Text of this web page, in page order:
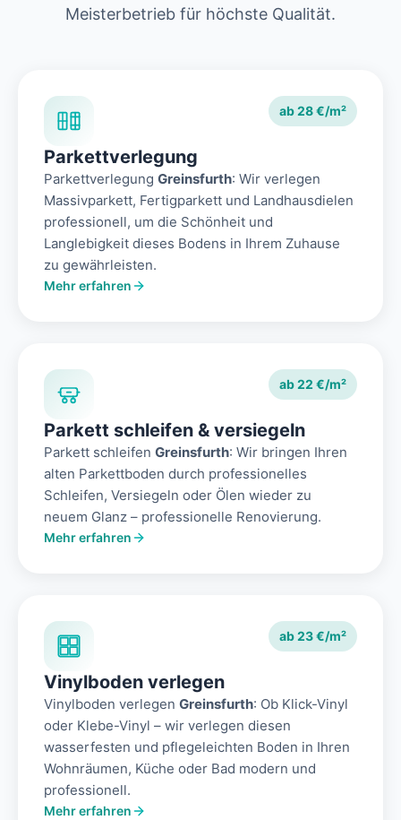
Meisterbetrieb für höchste Qualität.
ab 28 €/m²
Parkettverlegung
Parkettverlegung Greinsfurth: Wir verlegen
Massivparkett, Fertigparkett und Landhausdielen
professionell, um die Schönheit und
Langlebigkeit dieses Bodens in Ihrem Zuhause
zu gewährleisten.
Mehr erfahren
ab 22 €/m²
Parkett schleifen & versiegeln
Parkett schleifen Greinsfurth: Wir bringen Ihren
alten Parkettboden durch professionelles
Schleifen, Versiegeln oder Ölen wieder zu
neuem Glanz – professionelle Renovierung.
Mehr erfahren
ab 23 €/m²
Vinylboden verlegen
Vinylboden verlegen Greinsfurth: Ob Klick-Vinyl
oder Klebe-Vinyl – wir verlegen diesen
wasserfesten und pflegeleichten Boden in Ihren
Wohnräumen, Küche oder Bad modern und
professionell.
Mehr erfahren